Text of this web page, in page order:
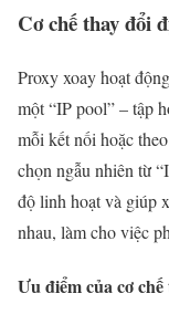
Cơ chế thay đổi
Proxy xoay hoạt
một “IP pool” – tập
mỗi kết nối hoặc
chọn ngẫu nhiên từ
độ linh hoạt và giúp
nhau, làm cho việc
Ưu điểm của cơ